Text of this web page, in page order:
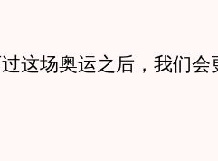
场奥运之后，我们会